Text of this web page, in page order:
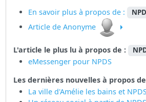
En savoir plus à propos de :
Article de Anonyme
L'article le plus lu à propos de :
eMessenger pour NPDS
Les dernières nouvelles à propos
La ville d'Amélie les bains et